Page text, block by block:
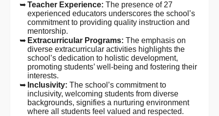
Teacher Experience: The presence of 27
experienced educators underscores the school’s
commitment to providing quality instruction and
mentorship.
Extracurricular Programs: The emphasis on
diverse extracurricular activities highlights the
school’s dedication to holistic development,
promoting students’ well-being and fostering their
interests.
Inclusivity: The school’s commitment to
inclusivity, welcoming students from diverse
backgrounds, signifies a nurturing environment
where all students feel valued and respected.